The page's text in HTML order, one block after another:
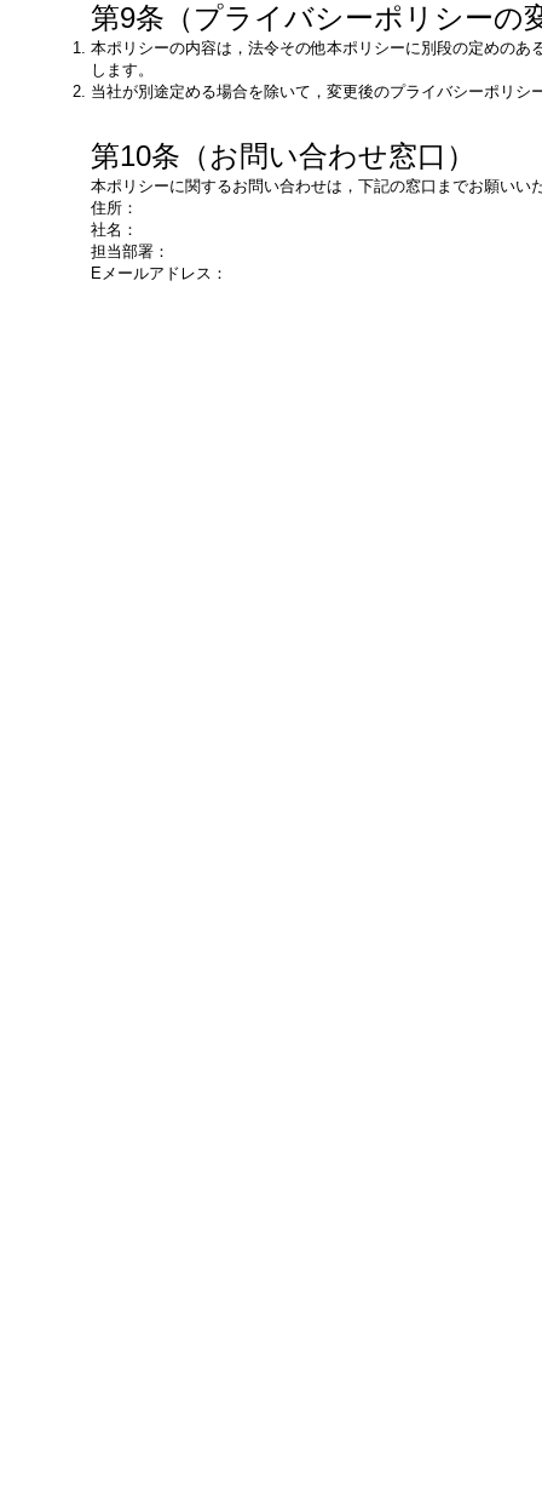
第9条（プライバシーポリシーの
本ポリシーの内容は，法令その他本ポリシーに別段の定めの
します。
当社が別途定める場合を除いて，変更後のプライバシーポリ
第10条（お問い合わせ窓口）
本ポリシーに関するお問い合わせは，下記の窓口までお願いい
住所：
社名：
担当部署：
Eメールアドレス：